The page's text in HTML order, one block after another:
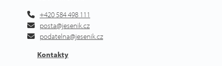
+420 584 498 111
posta@jesenik.cz
podatelna@jesenik.cz
Kontakty